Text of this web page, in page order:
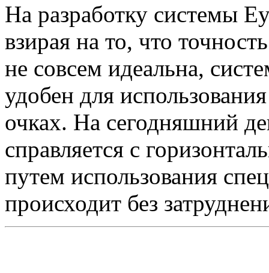
На разработку системы
взирая на то, что
не совсем идеальна,
удобен для
очках. На сегодняшний
справляется с
путем использования
происходит без